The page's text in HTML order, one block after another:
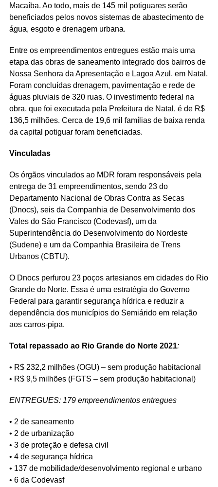
Macaíba. Ao todo, mais de 145 mil potiguares serão
beneficiados pelos novos sistemas de abastecimento de
água, esgoto e drenagem urbana.
Entre os empreendimentos entregues estão mais uma
etapa das obras de saneamento integrado dos bairros de
Nossa Senhora da Apresentação e Lagoa Azul, em Natal.
Foram concluídas drenagem, pavimentação e rede de
águas pluviais de 320 ruas. O investimento federal na
obra, que foi executada pela Prefeitura de Natal, é de R$
136,5 milhões. Cerca de 19,6 mil famílias de baixa renda
da capital potiguar foram beneficiadas.
Vinculadas
Os órgãos vinculados ao MDR foram responsáveis pela
entrega de 31 empreendimentos, sendo 23 do
Departamento Nacional de Obras Contra as Secas
(Dnocs), seis da Companhia de Desenvolvimento dos
Vales do São Francisco (Codevasf), um da
Superintendência do Desenvolvimento do Nordeste
(Sudene) e um da Companhia Brasileira de Trens
Urbanos (CBTU).
O Dnocs perfurou 23 poços artesianos em cidades do Rio
Grande do Norte. Essa é uma estratégia do Governo
Federal para garantir segurança hídrica e reduzir a
dependência dos municípios do Semiárido em relação
aos carros-pipa.
Total repassado ao Rio Grande do Norte 2021:
• R$ 232,2 milhões (OGU) – sem produção habitacional
• R$ 9,5 milhões (FGTS – sem produção habitacional)
ENTREGUES: 179 empreendimentos entregues
• 2 de saneamento
• 2 de urbanização
• 3 de proteção e defesa civil
• 4 de segurança hídrica
• 137 de mobilidade/desenvolvimento regional e urbano
• 6 da Codevasf